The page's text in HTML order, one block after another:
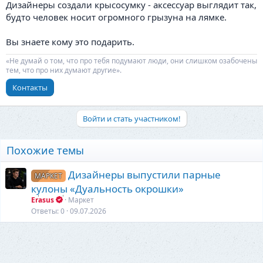
Дизайнеры создали крысосумку - аксессуар выглядит так,
будто человек носит огромного грызуна на лямке.
Вы знаете кому это подарить.
«Не думай о том, что про тебя подумают люди, они слишком озабочены
тем, что про них думают другие».
Контакты
Войти и стать участником!
Похожие темы
МАРКЕТ
Дизайнеры выпустили парные
кулоны «Дуальность окрошки»
Erasus
Маркет
Ответы 0 09.07.2026